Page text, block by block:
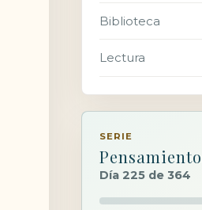
Biblioteca
Lectura
SERIE
Día 225 de 364